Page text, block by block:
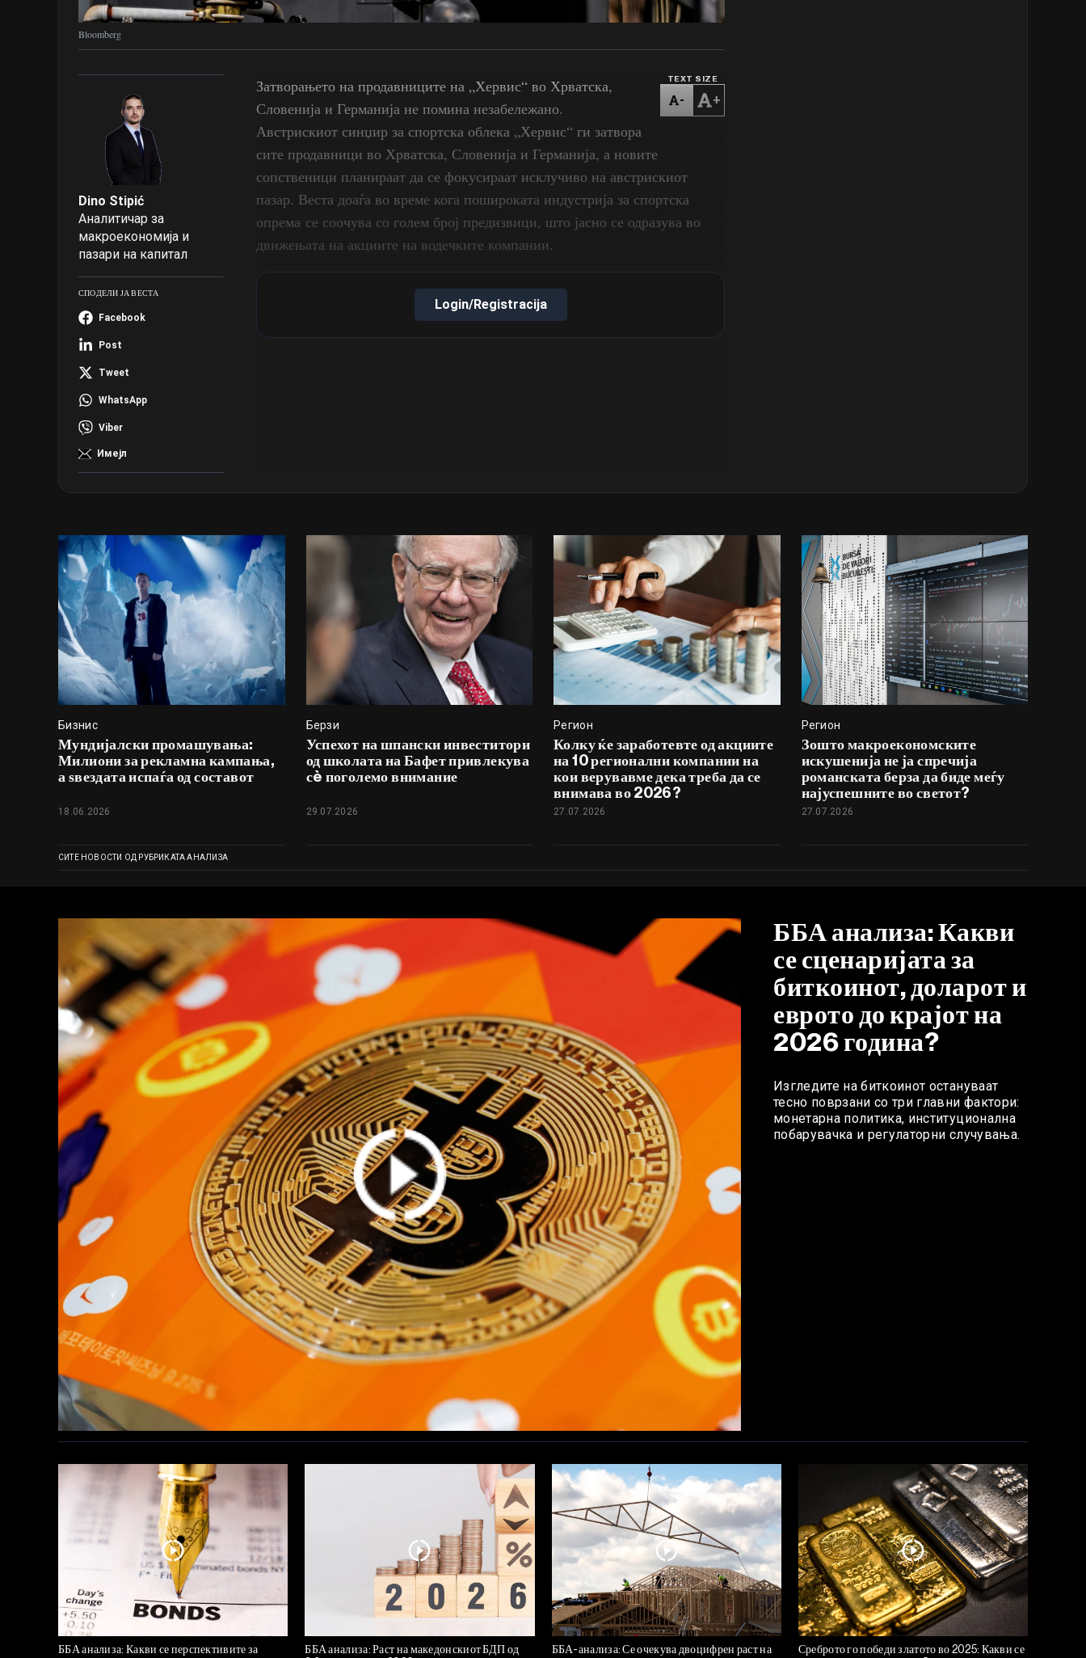
Bloomberg
Dino Stipić
Aналитичар за
макроекономија и
пазари на капитал
СПОДЕЛИ ЈА ВЕСТА
Facebook
Post
Tweet
WhatsApp
Viber
Имејл
TEXT SIZE
- +
Затворањето на продавниците на „Хервис“ во Хрватска,
Словенија и Германија не помина незабележано.
Австрискиот синџир за спортска облека „Хервис“ ги затвора
сите продавници во Хрватска, Словенија и Германија, а новите
сопственици планираат да се фокусираат исклучиво на австрискиот
пазар. Веста доаѓа во време кога пошироката индустрија за спортска
опрема се соочува со голем број предизвици, што јасно се одразува во
движењата на акциите на водечките компании.
Login/Registracija
Бизнис
Мундијалски промашувања:
Милиони за рекламна кампања,
а ѕвездата испаѓа од составот
18.06.2026
Берзи
Успехот на шпански инвеститори
од школата на Бафет привлекува
сè поголемо внимание
29.07.2026
Регион
Колку ќе заработевте од акциите
на 10 регионални компании на
кои верувавме дека треба да се
внимава во 2026?
27.07.2026
Регион
Зошто макроекономските
искушенија не ја спречија
романската берза да биде меѓу
најуспешните во светот?
27.07.2026
СИТЕ НОВОСТИ ОД РУБРИКАТА АНАЛИЗА
ББА анализа: Какви
се сценаријата за
биткоинот, доларот и
еврото до крајот на
2026 година?
Изгледите на биткоинот остануваат
тесно поврзани со три главни фактори:
монетарна политика, институционална
побарувачка и регулаторни случувања.
ББА анализа: Какви се перспективите за
ББА анализа: Раст на македонскиот БДП од
ББА-анализа: Се очекува двоцифрен раст на
Среброто го победи златото во 2025: Какви се